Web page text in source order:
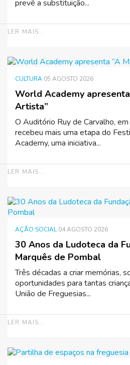
prevê a substituição...
LER MAIS...
World Academy
Artista”
CULTURA 05 AGOSTO 2026
O Auditório Ruy de Carvalho, em
recebeu mais uma etapa do
Academy, uma iniciativa...
LER MAIS...
30 Anos da Ludoteca da
Marquês de Pombal
AÇÃO SOCIAL 04 AGOSTO 2026
Três décadas a criar memórias,
oportunidades para tantas
União de Freguesias...
LER MAIS...